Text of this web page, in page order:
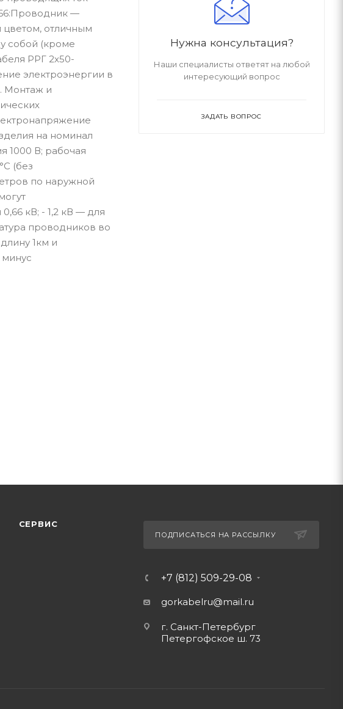
—
отличным
собой (кроме
РРГ 2х50-
электроэнергии в
Монтаж и
на номинал
1000 В; рабочая
(без
по наружной
кВ; - 1,2 кВ — для
проводников во
1км и
Нужна консультация?
Наши специалисты ответят на любой
интересующий вопрос
ЗАДАТЬ ВОПРОС
СЕРВИС
ПОДПИСАТЬСЯ НА РАССЫЛКУ
+7 (812) 509-29-08
gorkabelru@mail.ru
г. Санкт-Петербург
Петергофское ш. 73